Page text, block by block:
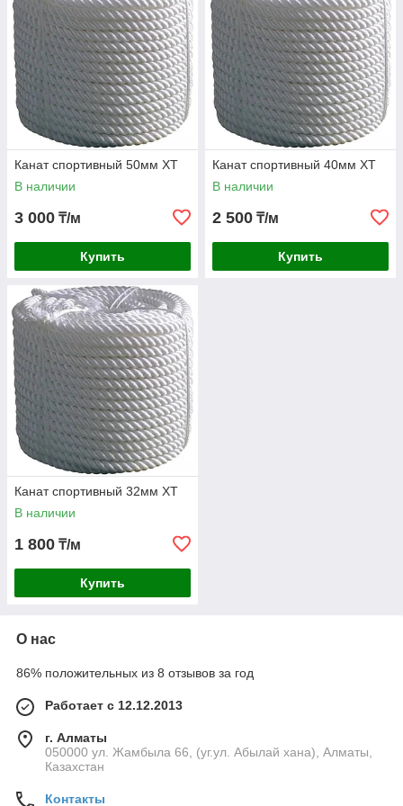
Канат спортивный 50мм XT
В наличии
3 000 ₸/м
Купить
Канат спортивный 40мм XT
В наличии
2 500 ₸/м
Купить
Канат спортивный 32мм XT
В наличии
1 800 ₸/м
Купить
О нас
86% положительных из 8 отзывов за год
Работает с 12.12.2013
г. Алматы
050000 ул. Жамбыла 66, (уг.ул. Абылай хана), Алматы,
Казахстан
Контакты